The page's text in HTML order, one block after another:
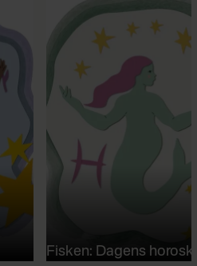
Fisken: Dagens